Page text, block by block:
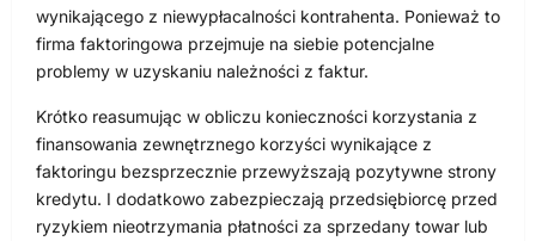
wynikającego z niewypłacalności kontrahenta. Ponieważ to
firma faktoringowa przejmuje na siebie potencjalne
problemy w uzyskaniu należności z faktur.
Krótko reasumując w obliczu konieczności korzystania z
finansowania zewnętrznego korzyści wynikające z
faktoringu bezsprzecznie przewyższają pozytywne strony
kredytu. I dodatkowo zabezpieczają przedsiębiorcę przed
ryzykiem nieotrzymania płatności za sprzedany towar lub